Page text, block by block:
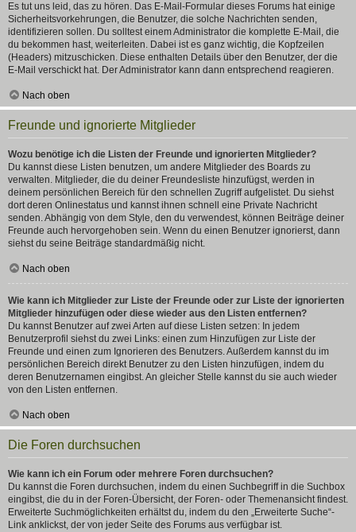
Es tut uns leid, das zu hören. Das E-Mail-Formular dieses Forums hat einige
Sicherheitsvorkehrungen, die Benutzer, die solche Nachrichten senden,
identifizieren sollen. Du solltest einem Administrator die komplette E-Mail, die
du bekommen hast, weiterleiten. Dabei ist es ganz wichtig, die Kopfzeilen
(Headers) mitzuschicken. Diese enthalten Details über den Benutzer, der die
E-Mail verschickt hat. Der Administrator kann dann entsprechend reagieren.
Nach oben
Freunde und ignorierte Mitglieder
Wozu benötige ich die Listen der Freunde und ignorierten Mitglieder?
Du kannst diese Listen benutzen, um andere Mitglieder des Boards zu
verwalten. Mitglieder, die du deiner Freundesliste hinzufügst, werden in
deinem persönlichen Bereich für den schnellen Zugriff aufgelistet. Du siehst
dort deren Onlinestatus und kannst ihnen schnell eine Private Nachricht
senden. Abhängig von dem Style, den du verwendest, können Beiträge deiner
Freunde auch hervorgehoben sein. Wenn du einen Benutzer ignorierst, dann
siehst du seine Beiträge standardmäßig nicht.
Nach oben
Wie kann ich Mitglieder zur Liste der Freunde oder zur Liste der ignorierten
Mitglieder hinzufügen oder diese wieder aus den Listen entfernen?
Du kannst Benutzer auf zwei Arten auf diese Listen setzen: In jedem
Benutzerprofil siehst du zwei Links: einen zum Hinzufügen zur Liste der
Freunde und einen zum Ignorieren des Benutzers. Außerdem kannst du im
persönlichen Bereich direkt Benutzer zu den Listen hinzufügen, indem du
deren Benutzernamen eingibst. An gleicher Stelle kannst du sie auch wieder
von den Listen entfernen.
Nach oben
Die Foren durchsuchen
Wie kann ich ein Forum oder mehrere Foren durchsuchen?
Du kannst die Foren durchsuchen, indem du einen Suchbegriff in die Suchbox
eingibst, die du in der Foren-Übersicht, der Foren- oder Themenansicht findest.
Erweiterte Suchmöglichkeiten erhältst du, indem du den „Erweiterte Suche“-
Link anklickst, der von jeder Seite des Forums aus verfügbar ist.